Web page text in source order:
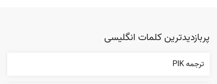
پربازدیدترین کلمات انگلیسی
ترجمه PIK